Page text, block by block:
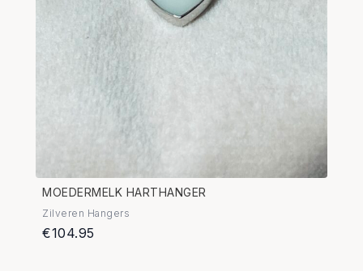
MOEDERMELK HARTHANGER
Zilveren Hangers
€104.95